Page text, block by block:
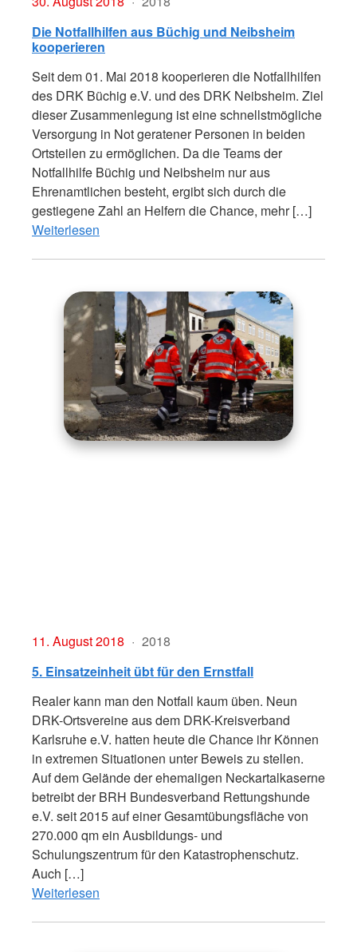
Die Notfallhilfen aus Büchig und Neibsheim
kooperieren
Seit dem 01. Mai 2018 kooperieren die Notfallhilfen
des DRK Büchig e.V. und des DRK Neibsheim. Ziel
dieser Zusammenlegung ist eine schnellstmögliche
Versorgung in Not geratener Personen in beiden
Ortsteilen zu ermöglichen. Da die Teams der
Notfallhilfe Büchig und Neibsheim nur aus
Ehrenamtlichen besteht, ergibt sich durch die
gestiegene Zahl an Helfern die Chance, mehr […]
Weiterlesen
11. August 2018
2018
5. Einsatzeinheit übt für den Ernstfall
Realer kann man den Notfall kaum üben. Neun
DRK-Ortsvereine aus dem DRK-Kreisverband
Karlsruhe e.V. hatten heute die Chance ihr Können
in extremen Situationen unter Beweis zu stellen.
Auf dem Gelände der ehemaligen Neckartalkaserne
betreibt der BRH Bundesverband Rettungshunde
e.V. seit 2015 auf einer Gesamtübungsfläche von
270.000 qm ein Ausbildungs- und
Schulungszentrum für den Katastrophenschutz.
Auch […]
Weiterlesen